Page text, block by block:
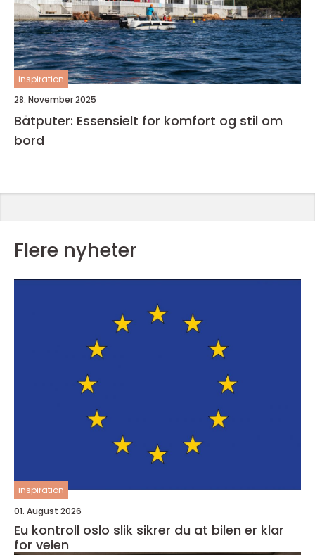
inspiration
28. November 2025
Båtputer: Essensielt for komfort og stil om
bord
Flere nyheter
inspiration
01. August 2026
Eu kontroll oslo slik sikrer du at bilen er klar
for veien